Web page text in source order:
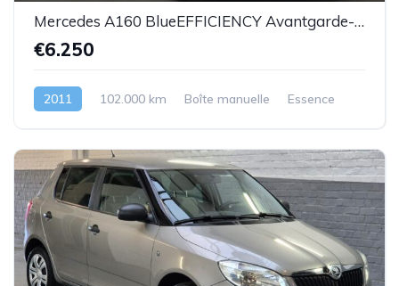
Mercedes A160 BlueEFFICIENCY Avantgarde-essence -08/2011-102.000km-Top état -Garantie
€6.250
2011 102.000 km Boîte manuelle Essence